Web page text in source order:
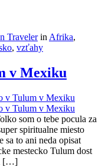
Travelerin Afrika,
, vzťahy
v Mexiku
som o tebe pocula za
spiritualne miesto
sa to ani neda opisat
mestecko Tulum dost
[…]